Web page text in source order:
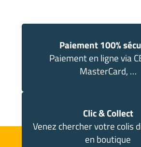
Paiement 100%
Paiement en ligne via
MasterCard, …
Clic & Collect
Venez chercher votre colis
en boutique